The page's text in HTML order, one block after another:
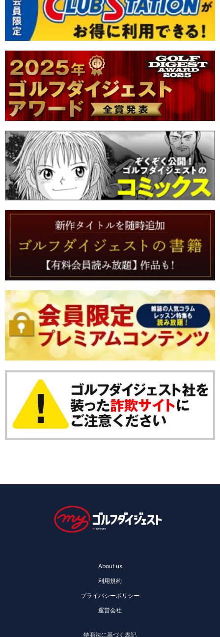
About us
利用規約
プライバシーポリシー
運営会社
特商法に基づく表記